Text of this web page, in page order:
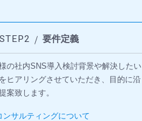
STEP2 要件定義
の社内SNS導入検討背景や解決したい
ヒアリングさせていただき、目的に沿
案致します。
ンサルティングについて